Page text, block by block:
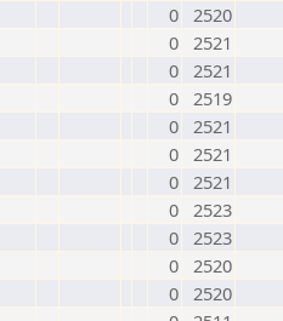
0 2520
0 2521
0 2521
0 2519
0 2521
0 2521
0 2521
0 2523
0 2523
0 2520
0 2520